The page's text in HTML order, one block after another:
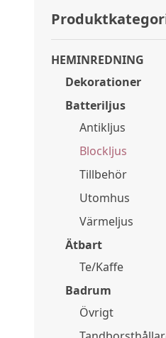
HEMINREDNING
Dekorationer
Batteriljus
Antikljus
Blockljus
Tillbehör
Utomhus
Värmeljus
Ätbart
Te/Kaffe
Badrum
Övrigt